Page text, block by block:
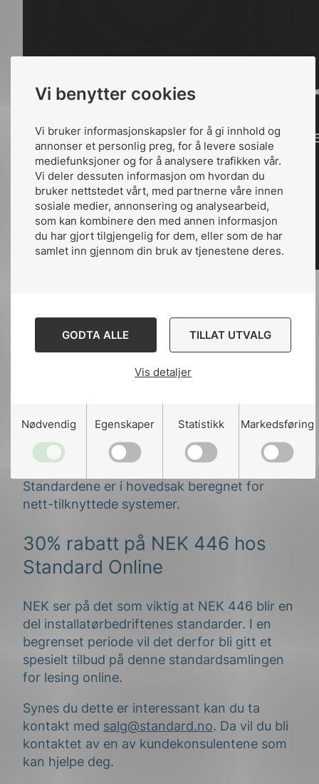
Vi benytter cookies
Vi bruker informasjonskapsler for å gi innhold og
annonser et personlig preg, for å levere sosiale
mediefunksjoner og for å analysere trafikken vår.
Vi deler dessuten informasjon om hvordan du
bruker nettstedet vårt, med partnerne våre innen
sosiale medier, annonsering og analysearbeid,
som kan kombinere den med annen informasjon
du har gjort tilgjengelig for dem, eller som de har
samlet inn gjennom din bruk av tjenestene deres.
GODTA ALLE TILLAT UTVALG
Vis detaljer
Nødvendig Egenskaper Statistikk Markedsføring
NEK IEC 62446 serien består av flere deler,
dokumentasjon skal utformes, hvordan
ytelsesbaserte vedlikehold. Dette bidrar til
mer effektive og trygge anlegg, noe som er
Standardene er i hovedsak beregnet for
nett-tilknyttede systemer.
30% rabatt på NEK 446 hos
Standard Online
NEK ser på det som viktig at NEK 446 blir en
del installatørbedriftenes standarder. I en
begrenset periode vil det derfor bli gitt et
spesielt tilbud på denne standardsamlingen
for lesing online.
Synes du dette er interessant kan du ta
kontakt med salg@standard.no. Da vil du bli
kontaktet av en av kundekonsulentene som
kan hjelpe deg.